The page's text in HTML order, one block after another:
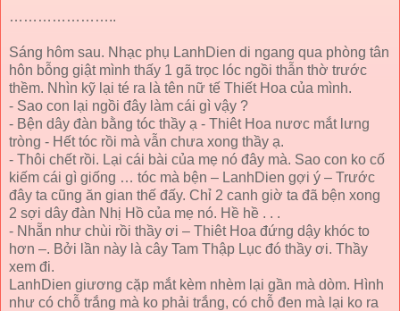
…………………..
Sáng hôm sau. Nhạc phụ LanhDien di ngang qua phòng tân
hôn bỗng giật mình thấy 1 gã trọc lóc ngồi thẫn thờ trước
thềm. Nhìn kỹ lại té ra là tên nữ tế Thiết Hoa của mình.
- Sao con lại ngồi đây làm cái gì vậy ?
- Bện dây đàn bằng tóc thầy ạ - Thiêt Hoa nươc mắt lưng
tròng - Hết tóc rồi mà vẫn chưa xong thầy ạ.
- Thôi chết rồi. Lại cái bài của mẹ nó đây mà. Sao con ko cố
kiếm cái gì giống … tóc mà bện – LanhDien gợi ý – Trước
đây ta cũng ăn gian thế đấy. Chỉ 2 canh giờ ta đã bện xong
2 sợi dây đàn Nhị Hồ của mẹ nó. Hề hề . . .
- Nhẵn như chùi rồi thầy ơi – Thiêt Hoa đứng dậy khóc to
hơn –. Bởi lần này là cây Tam Thập Lục đó thầy ơi. Thầy
xem đi.
LanhDien giương cặp mắt kèm nhèm lại gần mà dòm. Hình
như có chỗ trắng mà ko phải trắng, có chỗ đen mà lại ko ra